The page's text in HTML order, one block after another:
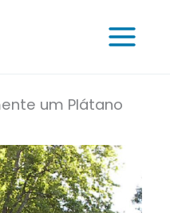
um Plátano